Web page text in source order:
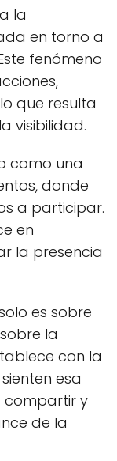
la
en torno a
fenómeno
que resulta
visibilidad.
como una
donde
a participar.
en
la presencia
es sobre
la
con la
esa
compartir y
de la